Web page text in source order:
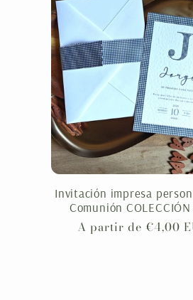
Invitación impresa
Comunión COLECCIÓN
Precio
A partir de €4,00